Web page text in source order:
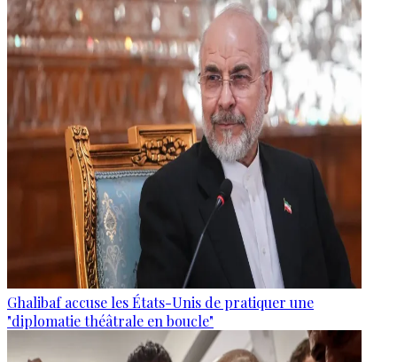
Ghalibaf accuse les États-Unis de pratiquer une
"diplomatie théâtrale en boucle"